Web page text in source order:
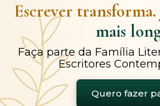
Escrever transforma.
mais
Faça parte da Família
Escritores
Quero fazer